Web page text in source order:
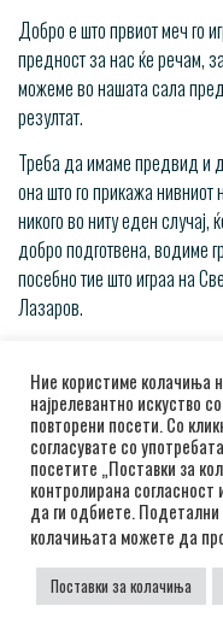
Добро е што првиот меч го
предност за нас ќе речам,
можеме во нашата сала
резултат.
Треба да имаме предвид и
она што го прикажа
никого во ниту еден
добро подготвена, водиме
посебно тие што играа на
Лазаров.
Навигација на
Постари написи
Понови написи
Ние користиме колачиња
најрелевантно искуство
повторени посети. Со
согласувате со
посетите „Поставки за
контролирана согласност
да ги одбиете.
колачињата можете да
Поставки за колачиња